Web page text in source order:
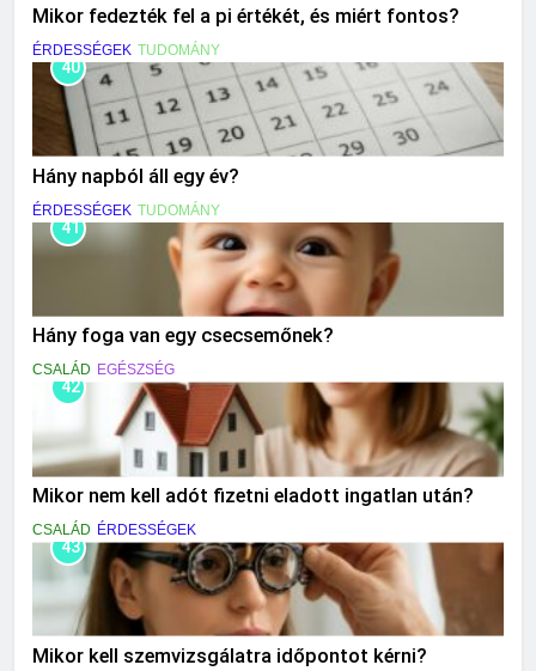
Mikor fedezték fel a pi értékét, és miért fontos?
ÉRDESSÉGEK TUDOMÁNY
40
Hány napból áll egy év?
ÉRDESSÉGEK TUDOMÁNY
41
Hány foga van egy csecsemőnek?
CSALÁD EGÉSZSÉG
42
Mikor nem kell adót fizetni eladott ingatlan után?
CSALÁD ÉRDESSÉGEK
43
Mikor kell szemvizsgálatra időpontot kérni?